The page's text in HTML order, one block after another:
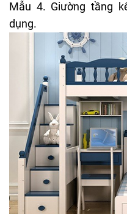
Mẫu 4. Giường tầng
dụng.